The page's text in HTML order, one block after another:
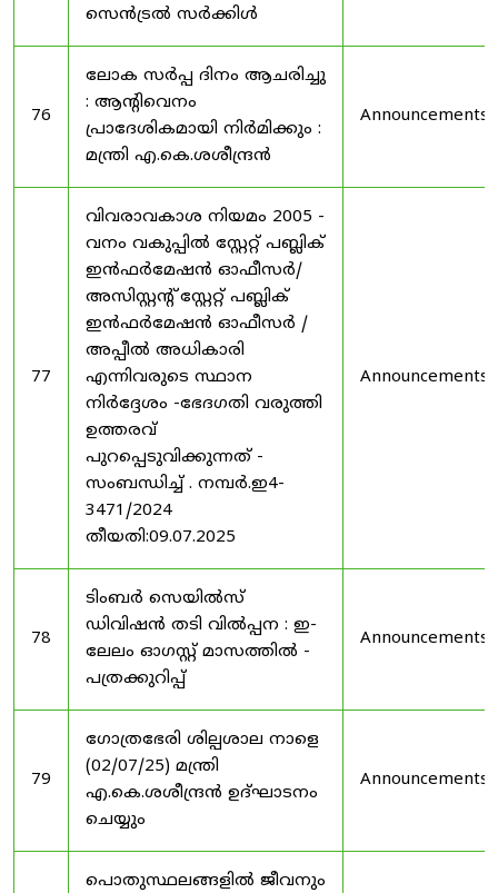
സെൻട്രൽ സർക്കിൾ
76
ലോക സർപ്പ ദിനം ആചരിച്ചു
: ആന്റിവെനം
പ്രാദേശികമായി നിർമിക്കും :
മന്ത്രി എ.കെ.ശശീന്ദ്രൻ
Announcements
77
വിവരാവകാശ നിയമം 2005 -
വനം വകുപ്പിൽ സ്റ്റേറ്റ് പബ്ലിക്
ഇൻഫർമേഷൻ ഓഫീസർ/
അസിസ്റ്റന്റ് സ്റ്റേറ്റ് പബ്ലിക്
ഇൻഫർമേഷൻ ഓഫീസർ /
അപ്പീൽ അധികാരി
എന്നിവരുടെ സ്ഥാന
നിർദ്ദേശം -ഭേദഗതി വരുത്തി
ഉത്തരവ്
പുറപ്പെടുവിക്കുന്നത് -
സംബന്ധിച്ച് . നമ്പർ.ഇ4-
3471/2024
തീയതി:09.07.2025
Announcements
78
ടിംബർ സെയിൽസ്
ഡിവിഷൻ തടി വിൽപ്പന : ഇ-
ലേലം ഓഗസ്റ്റ് മാസത്തിൽ -
പത്രക്കുറിപ്പ്
Announcements
79
ഗോത്രഭേരി ശില്പശാല നാളെ
(02/07/25) മന്ത്രി
എ.കെ.ശശീന്ദ്രൻ ഉദ്‌ഘാടനം
ചെയ്യും
Announcements
പൊതുസ്ഥലങ്ങളിൽ ജീവനും